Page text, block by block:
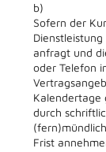
b)
Sofern der
anfragt und
oder Telefon
Kalendertage
durch
Frist